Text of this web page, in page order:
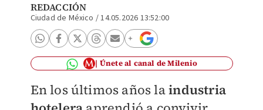
REDACCIÓN
Ciudad de México /14.05.2026 13:52:00
Únete al canal de Milenio
En los últimos años laindustria